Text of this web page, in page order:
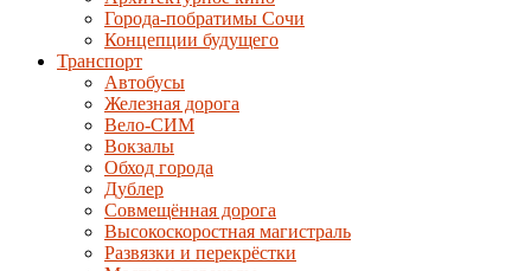
Города-побратимы Сочи
Концепции будущего
Транспорт
Автобусы
Железная дорога
Вело-СИМ
Вокзалы
Обход города
Дублер
Совмещённая дорога
Высокоскоростная магистраль
Развязки и перекрёстки